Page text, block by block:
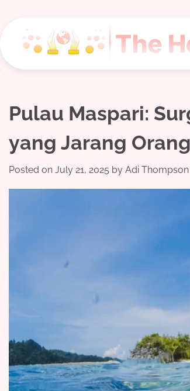
content
Pulau Maspari:
yang Jarang
Posted on July 21, 2025 by Adi Thompson